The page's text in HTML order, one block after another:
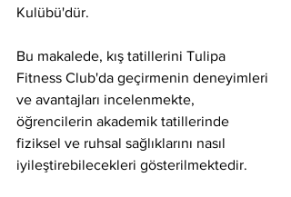
Kulübü'dür.
Bu makalede, kış tatillerini Tulipa
Fitness Club'da geçirmenin deneyimleri
ve avantajları incelenmekte,
öğrencilerin akademik tatillerinde
fiziksel ve ruhsal sağlıklarını nasıl
iyileştirebilecekleri gösterilmektedir.